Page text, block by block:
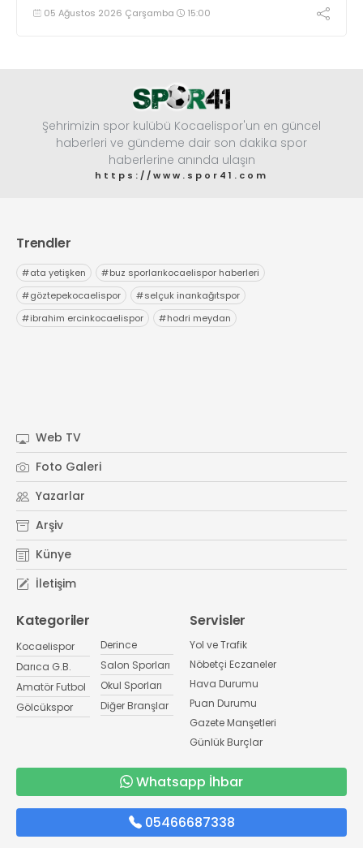
05 Ağustos 2026 Çarşamba 15:00
Şehrimizin spor kulübü Kocaelispor'un en güncel
haberleri ve gündeme dair son dakika spor
haberlerine anında ulaşın
https://www.spor41.com
Trendler
#ata yetişken #buz sporlarıkocaelispor haberleri
#göztepekocaelispor #selçuk inankağıtspor
#ibrahim ercinkocaelispor #hodri meydan
Web TV
Foto Galeri
Yazarlar
Arşiv
Künye
İletişim
Kategoriler
Kocaelispor
Darıca G.B.
Amatör Futbol
Gölcükspor
Derince
Salon Sporları
Okul Sporları
Diğer Branşlar
Servisler
Yol ve Trafik
Nöbetçi Eczaneler
Hava Durumu
Puan Durumu
Gazete Manşetleri
Günlük Burçlar
Whatsapp İhbar
05466687338